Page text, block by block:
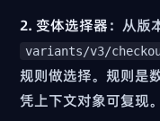
2. 变体选择器：从版
variants/v3/
规则做选择。规则是
凭上下文对象可复现。